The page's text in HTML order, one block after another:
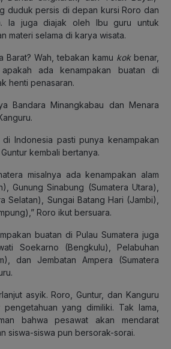
duduk persis di depan kursi Roro dan
Ia juga diajak oleh Ibu guru untuk
materi selama di karya wisata.
Barat? Wah, tebakan kamu kok benar,
ada kenampakan buatan di
henti penasaran.
Bandara Minangkabau dan Menara
Indonesia pasti punya kenampakan
kembali bertanya.
misalnya ada kenampakan alam
Gunung Sinabung (Sumatera Utara),
Selatan), Sungai Batang Hari (Jambi),
Roro ikut bersuara.
buatan di Pulau Sumatera juga
Soekarno (Bengkulu), Pelabuhan
dan Jembatan Ampera (Sumatera
asyik. Roro, Guntur, dan Kanguru
yang dimiliki. Tak lama,
bahwa pesawat akan mendarat
siswa-siswa pun bersorak-sorai.